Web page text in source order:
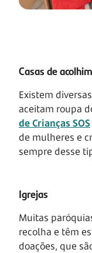
Casas de
Existem
aceitam roupa
de Crianças SOS
de mulheres e
sempre desse
Igrejas
Muitas
recolha e têm
doações, que